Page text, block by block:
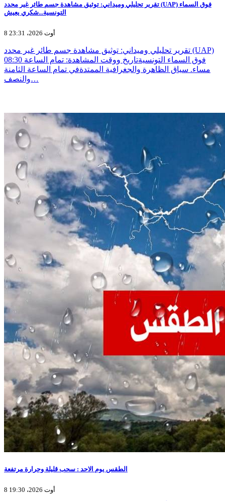
تقرير تحليلي وميداني: توثيق مشاهدة جسم طائر غير محدد (UAP) فوق السماء
التونسية...شكري يعيش
8 أوت 2026، 23:31
تقرير تحليلي وميداني: توثيق مشاهدة جسم طائر غير محدد (UAP)
فوق السماء التونسيةتاريخ ووقت المشاهدة: تمام الساعة 08:30
مساء. سياق الظاهرة والجغرافية الممتدةفي تمام الساعة الثامنة
والنصف…
الطقس يوم الاحد : سحب قليلة وحرارة مرتفعة
8 أوت 2026، 19:30